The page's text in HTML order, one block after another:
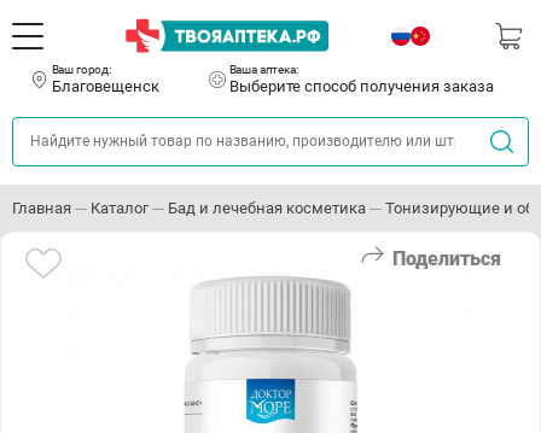
Ваш город:
Благовещенск
Ваша аптека:
Выберите способ получения заказа
Главная Каталог Бад и лечебная косметика Тонизирующие и
Поделиться